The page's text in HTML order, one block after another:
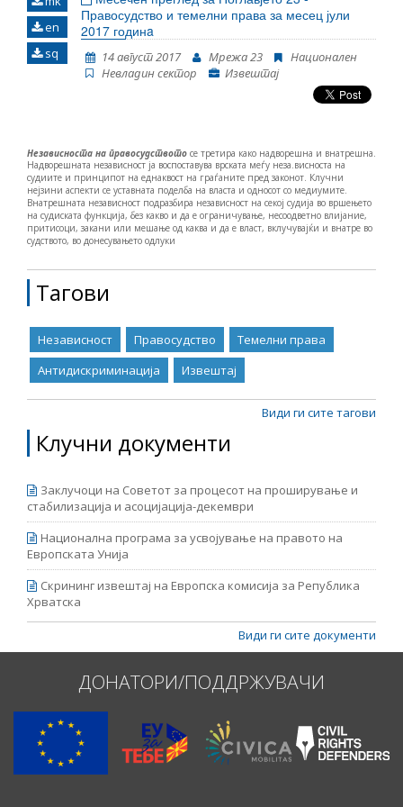
извештајот се прикажани податоци што се
релевантни и пред април 2019 година, доколку
тие биле потребни за контекстуализација или за
појаснување на новините од тековниот
извештаен период. Периодот на опфат на
извештајот соодветствува на извештајниот
Поглавјето 23: правосудство, борба против
корупција и темелни права. Ова е трет Извештај
во сенка објавен од страна на Мрежа 23 и истиот
му претходи на новиот Извештај за напредокот
на Република Македонија кој се очекува да биде
објавен од страна на Европската комисија во
средината на април. Извештајот е подготвен во
en
sq
Правосудство и темелни права за месец јули
2017 годинa
14 август 2017 Мрежа 23
Национален
Невладин сектор
Извештај
Независноста на правосудството се третира како надворешна и внатрешна.
Надворешната независност ја воспоставува врската меѓу неза.висноста на
судиите и принципот на еднаквост на граѓаните пред законот. Клучни
нејзини аспекти се уставната поделба на власта и односот со медиумите.
Внатрешната независност подразбира независност на секој судија во вршењето
на судиската функција, без какво и да е ограничување, несоодветно влијание,
притисоци, закани или мешање од каква и да е власт, вклучувајќи и внатре во
судството, во донесувањето одлуки
Тагови
Независност Правосудство
Темелни права
Антидискриминација
Извештај
Види ги сите тагови
Клучни документи
Заклучоци на Советот за процесот на проширување и
стабилизација и асоцијација-декември
Национална програма за усвојување на правото на
Европската Унија
Скрининг извештај на Европска комисија за Република
Хрватска
Види ги сите документи
ДОНАТОРИ/ПОДДРЖУВАЧИ